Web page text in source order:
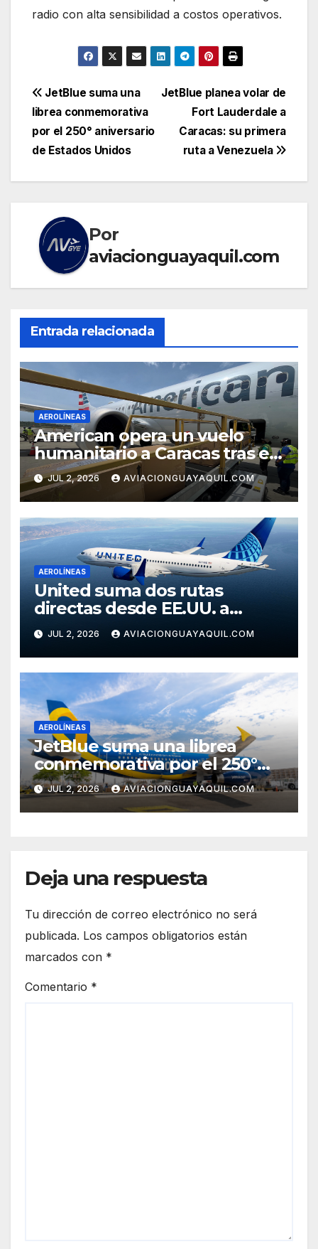
radio con alta sensibilidad a costos operativos.
Navegación
de
entradas
JetBlue planea volar de
Fort Lauderdale a
Caracas: su primera
ruta a Venezuela
JetBlue suma una
librea conmemorativa
por el 250° aniversario
de Estados Unidos
Por
aviacionguayaquil.com
Entrada relacionada
AEROLÍNEAS
American opera un vuelo
humanitario a Caracas tras el
terremoto en Venezuela
JUL 2, 2026 AVIACIONGUAYAQUIL.COM
AEROLÍNEAS
United suma dos rutas
directas desde EE.UU. a
Cartagena
JUL 2, 2026 AVIACIONGUAYAQUIL.COM
AEROLÍNEAS
JetBlue suma una librea
conmemorativa por el 250°
aniversario de Estados Unidos
JUL 2, 2026 AVIACIONGUAYAQUIL.COM
Deja una respuesta
Tu dirección de correo electrónico no será
publicada. Los campos obligatorios están
marcados con *
Comentario *